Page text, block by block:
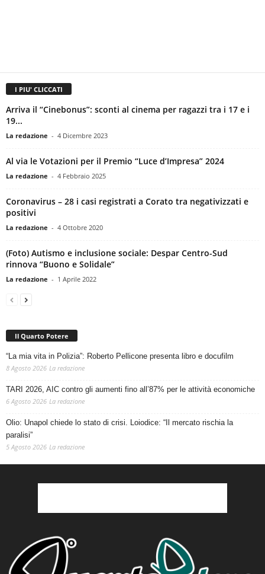
I PIU' CLICCATI
Arriva il “Cinebonus”: sconti al cinema per ragazzi tra i 17 e i
19...
La redazione - 4 Dicembre 2023
Al via le Votazioni per il Premio “Luce d’Impresa” 2024
La redazione - 4 Febbraio 2025
Coronavirus – 28 i casi registrati a Corato tra negativizzati e
positivi
La redazione - 4 Ottobre 2020
(Foto) Autismo e inclusione sociale: Despar Centro-Sud
rinnova “Buono e Solidale”
La redazione - 1 Aprile 2022
Il Quarto Potere
“La mia vita in Polizia”: Roberto Pellicone presenta libro e docufilm
8 Agosto 2026 La redazione
TARI 2026, AIC contro gli aumenti fino all’87% per le attività economiche
6 Agosto 2026 La redazione
Olio: Unapol chiede lo stato di crisi. Loiodice: “Il mercato rischia la
paralisi”
5 Agosto 2026 La redazione